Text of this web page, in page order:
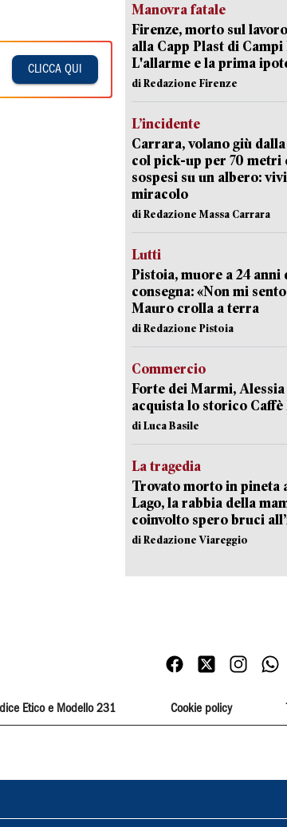
CLICCA QUI
Manovra fatale
Firenze, morto sul
alla Capp Plast di Campi
L'allarme e la prima
di Redazione Firenze
L’incidente
Carrara, volano giù
col pick-up per 70 metri
sospesi su un albero:
miracolo
di Redazione Massa Carrara
Lutti
Pistoia, muore a 24 anni
consegna: «Non mi
Mauro crolla a terra
di Redazione Pistoia
Commercio
Forte dei Marmi,
acquista lo storico
di Luca Basile
La tragedia
Trovato morto in pineta
Lago, la rabbia della
coinvolto spero bruci
di Redazione Viareggio
Etico e Modello 231 Cookie policy